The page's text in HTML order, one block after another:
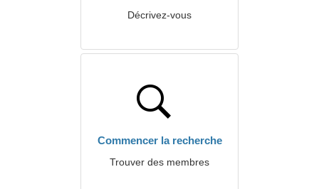
Décrivez-vous
Commencer la recherche
Trouver des membres